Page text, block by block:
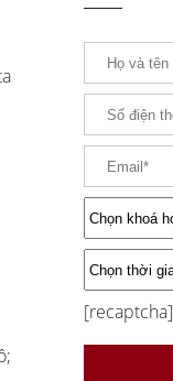
[recaptcha]